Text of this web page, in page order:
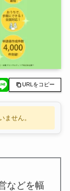
URLをコピー
ません。
などを幅